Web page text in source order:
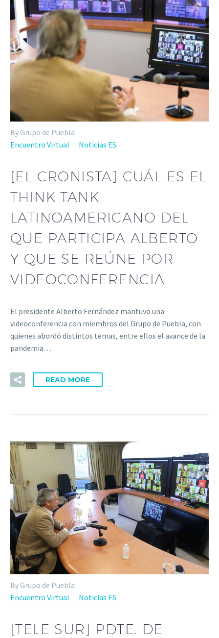
By Grupo de Puebla
Encuentro Virtual
Noticias ES
[EL CRONISTA] CUÁL ES EL
THINK TANK
LATINOAMERICANO DEL
QUE PARTICIPA ALBERTO
Y QUE SE REÚNE POR
VIDEOCONFERENCIA
El presidente Alberto Fernández mantuvo una
videoconferencia con miembros del Grupo de Puebla, con
quienes abordó distintos temas, entre ellos el avance de la
pandemia…
READ MORE
By Grupo de Puebla
Encuentro Virtual
Noticias ES
[TELE SUR] PDTE. DE